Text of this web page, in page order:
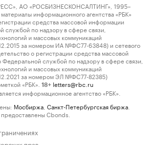
АО «РОСБИЗНЕСКОНСАЛТИНГ», 1995–
информационного агентства «РБК»
средства массовой информации
службой по надзору в сфере связи,
и массовых коммуникаций
за номером ИА №ФС77-63848) и сетевого
о регистрации средства массовой
службой по надзору в сфере связи,
и массовых коммуникаций
за номером ЭЛ №ФС77-82385)
«РБК».
18+ letters@rbc.ru
информационное агентство «РБК».
Мосбиржа Санкт-Петербургская биржа
Cbonds.